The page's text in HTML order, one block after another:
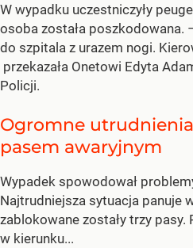
W wypadku uczestniczyły
osoba została poszkodowana.
do szpitala z urazem nogi.
przekazała Onetowi Edyta
Policji.
Ogromne utrudnienia
pasem awaryjnym
Wypadek spowodował
Najtrudniejsza sytuacja panuje
zablokowane zostały trzy
w kierunku...